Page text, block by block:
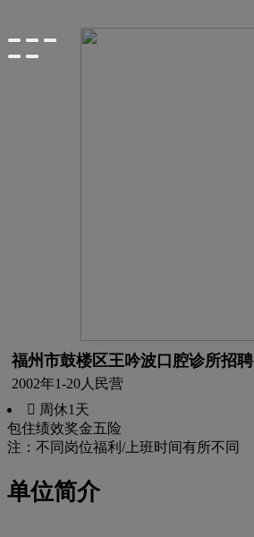
福州市鼓楼区王吟波口腔诊所招聘
2002年1-20人 民营
 周休1天
包住绩效奖金五险
注：不同岗位福利/上班时间有所不同
单位简介